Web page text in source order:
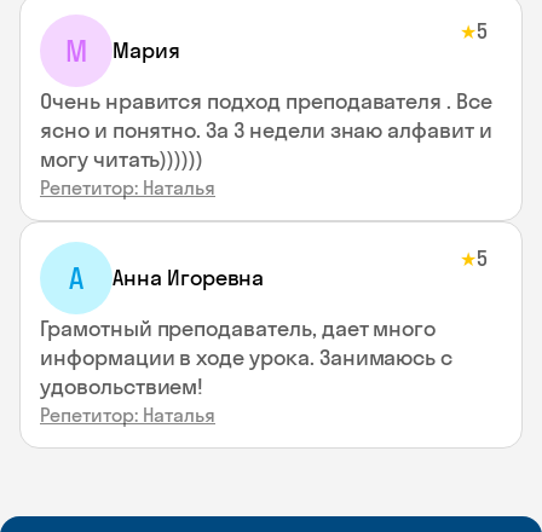
М Мария
★5
Очень нравится подход преподавателя . Все
ясно и понятно. За 3 недели знаю алфавит и
могу читать))))))
Репетитор: Наталья
А Анна Игоревна
★5
Грамотный преподаватель, дает много
информации в ходе урока. Занимаюсь с
удовольствием!
Репетитор: Наталья